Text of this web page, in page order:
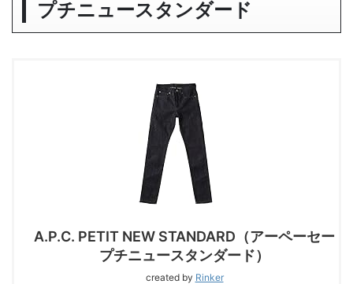
プチニュースタンダード
A.P.C. PETIT NEW STANDARD（アーペーセー
プチニュースタンダード）
created by Rinker